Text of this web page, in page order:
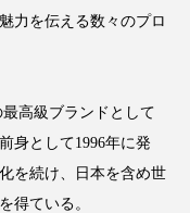
ス
力を伝える数々のプロ
高級ブランドとして
身として1996年に発
を続け、日本を含め世
得ている。